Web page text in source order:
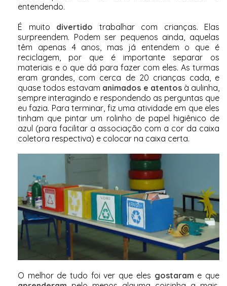
entendendo.
É muito divertido trabalhar com crianças. Elas
surpreendem. Podem ser pequenos ainda, aquelas
têm apenas 4 anos, mas já entendem o que é
reciclagem, por que é importante separar os
materiais e o que dá para fazer com eles. As turmas
eram grandes, com cerca de 20 crianças cada, e
quase todos estavam animados e atentosà aulinha,
sempre interagindo e respondendo as perguntas que
eu fazia. Para terminar, fiz uma atividade em que eles
tinham que pintar um rolinho de papel higiênico de
azul (para facilitar a associação com a cor da caixa
coletora respectiva) e colocar na caixa certa.
O melhor de tudo foi ver que eles gostaram e que